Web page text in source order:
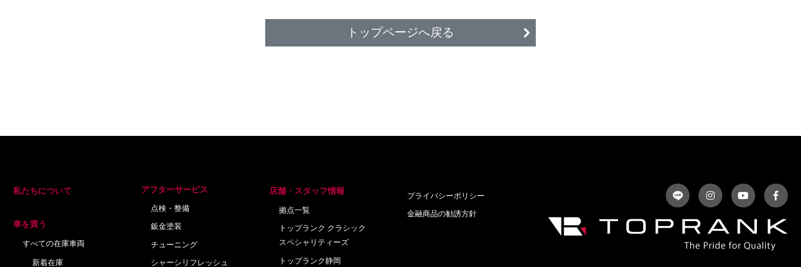
トップページへ戻る
私たちについて
車を買う
すべての在庫車両
新着在庫
アフターサービス
点検・整備
鈑金塗装
チューニング
シャーシリフレッシュ
店舗・スタッフ情報
拠点一覧
トップランク クラシック
スペシャリティーズ
トップランク静岡
プライバシーポリシー
金融商品の勧誘方針